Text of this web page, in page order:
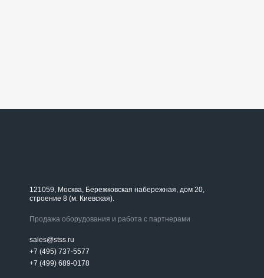
121059, Москва, Бережковская набережная, дом 20,
строение 8 (м. Киевская).
Продажа оборудования и работа с партнерами
sales@stss.ru
+7 (495) 737-5577
+7 (499) 689-0178